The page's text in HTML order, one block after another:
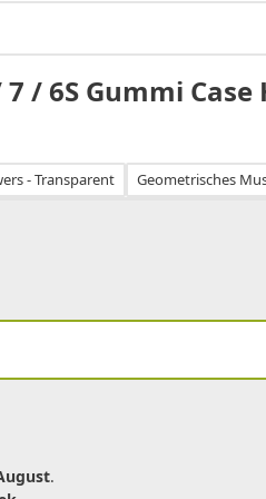
7 / 6S Gummi
- Transparent Geometrisches
.